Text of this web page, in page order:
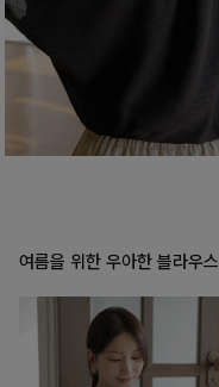
여름을 위한 우아한 블라우스